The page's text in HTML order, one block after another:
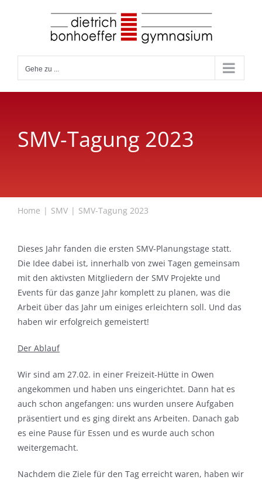
Gehe zu ...
SMV-Tagung 2023
Home SMV SMV-Tagung 2023
Dieses Jahr fanden die ersten SMV-Planungstage statt.
Die Idee dabei ist, innerhalb von zwei Tagen gemeinsam
mit den aktivsten Mitgliedern der SMV Projekte und
Events für das ganze Jahr komplett zu planen, was die
Arbeit über das Jahr um einiges erleichtern soll. Und das
haben wir erfolgreich gemeistert!
Der Ablauf
Wir sind am 27.02. in einer Freizeit-Hütte in Owen
angekommen und haben uns eingerichtet. Dann hat es
auch schon angefangen: uns wurden unsere Aufgaben
präsentiert und es ging direkt ans Arbeiten. Danach gab
es eine Pause für Essen und es wurde auch schon
weitergemacht.
Nachdem die Ziele für den Tag erreicht waren, haben wir